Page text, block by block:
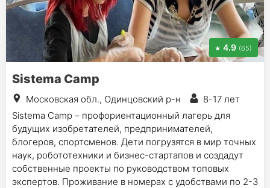
4.9 (65)
Sistema Camp
Московская обл., Одинцовский р-н
8-17 лет
Sistema Camp – профориентационный лагерь для
будущих изобретателей, предпринимателей,
блогеров, спортсменов. Дети погрузятся в мир точных
наук, робототехники и бизнес-стартапов и создадут
собственные проекты по руководством топовых
экспертов. Проживание в номерах с удобствами по 2-3